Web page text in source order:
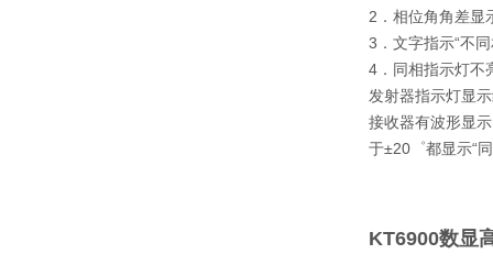
2．相位角角差显
3．文字指示“不
4．同相指示灯不
发射器指示灯显
接收器有波形显
于±20゜都显示“
KT6900数显